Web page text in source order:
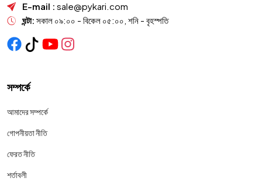
E-mail : sale@pykari.com
ঘন্টা: সকাল ০৯:০০ - বিকেল ০৫:০০, শনি - বৃহস্পতি
সম্পর্কে
আমাদের সম্পর্কে
গোপনীয়তা নীতি
ফেরত নীতি
শর্তাবলী